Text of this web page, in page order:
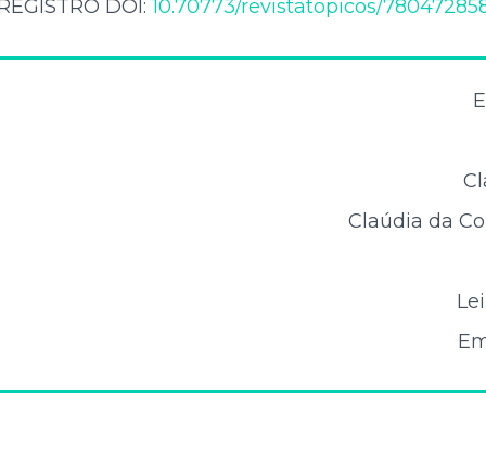
DOI: 10.70773/revistatopicos/
Claúdia da